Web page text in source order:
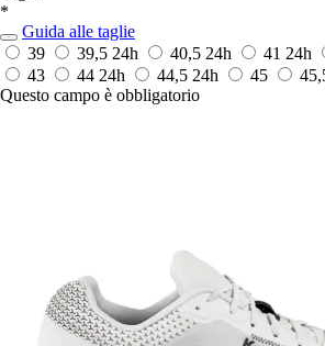
*
Guida alle taglie
39
39,5 24h 40,5 24h 41 24h
43
44 24h 44,5 24h 45
Questo campo è obbligatorio